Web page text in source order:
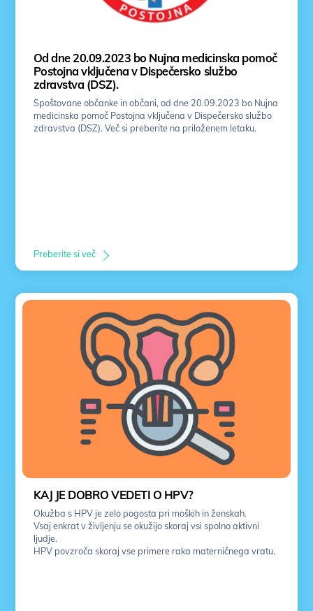
Od dne 20.09.2023 bo Nujna medicinska pomoč
Postojna vključena v Dispečersko službo
zdravstva (DSZ).
Spoštovane občanke in občani, od dne 20.09.2023 bo Nujna
medicinska pomoč Postojna vključena v Dispečersko službo
zdravstva (DSZ). Več si preberite na priloženem letaku.
Preberite si več
KAJ JE DOBRO VEDETI O HPV?
Okužba s HPV je zelo pogosta pri moških in ženskah.
Vsaj enkrat v življenju se okužijo skoraj vsi spolno aktivni
ljudje.
HPV povzroča skoraj vse primere raka materničnega vratu.